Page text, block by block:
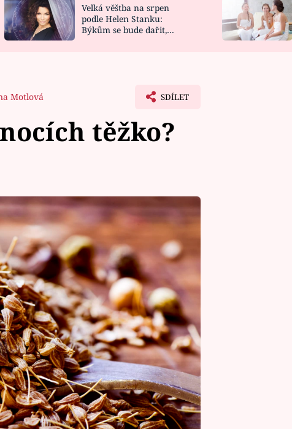
NOVINKY
VIDEORECEPTY
DESIGN
Velká věštba na srpen
podle Helen Stanku:
Býkům se bude dařit,
Motlová SDÍLET
těžko?